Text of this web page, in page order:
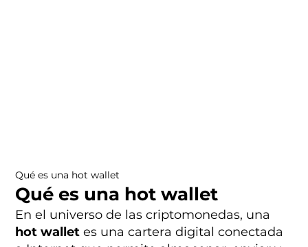
Qué es una hot wallet
Qué es una hot wallet
En el universo de las criptomonedas, una
hot wallet es una cartera digital conectada